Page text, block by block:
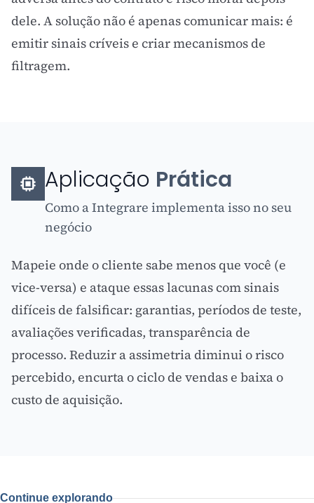
dele. A solução não é apenas comunicar mais: é
emitir sinais críveis e criar mecanismos de
filtragem.
Aplicação Prática
Como a Integrare implementa isso no seu
negócio
Mapeie onde o cliente sabe menos que você (e
vice-versa) e ataque essas lacunas com sinais
difíceis de falsificar: garantias, períodos de teste,
avaliações verificadas, transparência de
processo. Reduzir a assimetria diminui orisco
percebido, encurta o ciclo de vendas e baixa o
custo de aquisição.
Continue explorando